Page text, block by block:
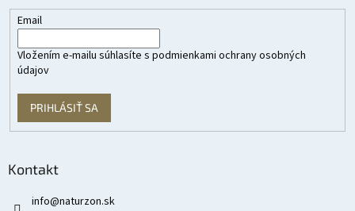
Email
Vložením e-mailu súhlasíte s podmienkami ochrany osobných
údajov
PRIHLÁSIŤ SA
Kontakt
info@naturzon.sk